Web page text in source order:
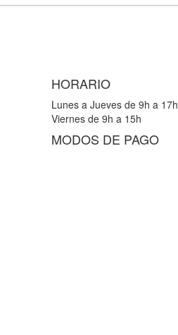
HORARIO
Lunes a Jueves de 9h a 17h
Viernes de 9h a 15h
MODOS DE PAGO